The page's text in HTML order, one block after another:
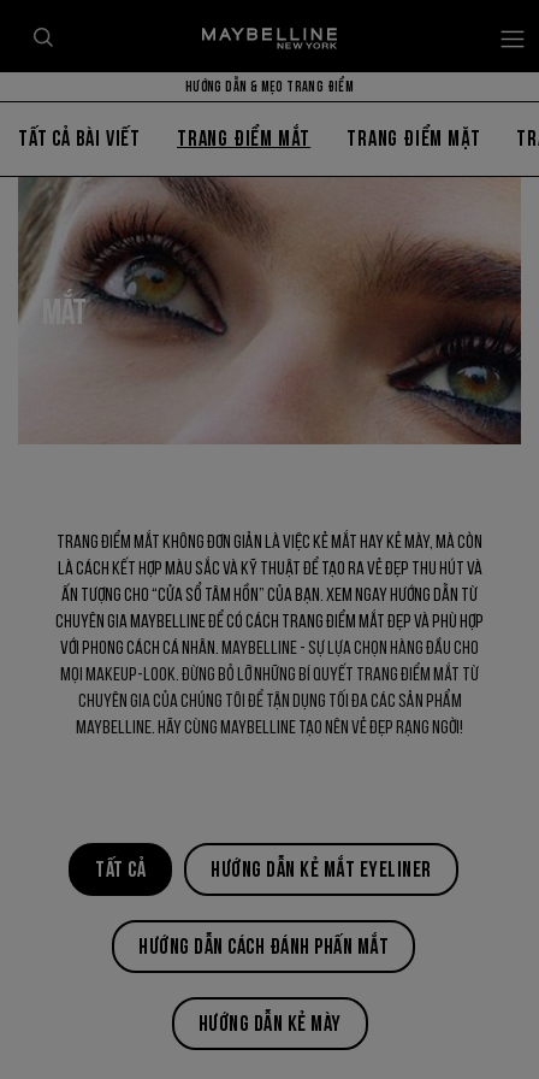
HƯỚNG DẪN & MẸO TRANG ĐIỂM
TẤT CẢ BÀI VIẾT TRANG ĐIỂM MẮT TRANG ĐIỂM MẶT
MẮT
Trang điểm mắt không đơn giản là việc kẻ mắt hay kẻ mày, mà còn
là cách kết hợp màu sắc và kỹ thuật để tạo ra vẻ đẹp thu hút và
ấn tượng cho “cửa sổ tâm hồn” của bạn. Xem ngay hướng dẫn từ
chuyên gia Maybelline để có cách trang điểm mắt đẹp và phù hợp
với phong cách cá nhân.
Maybelline - sự lựa chọn hàng đầu cho
mọi makeup-look. Đừng bỏ lỡ những bí quyết trang điểm mắt từ
chuyên gia của chúng tôi để tận dụng tối đa các sản phẩm
Maybelline. Hãy cùng Maybelline tạo nên vẻ đẹp rạng ngời!
TẤT CẢ HƯỚNG DẪN KẺ MẮT EYELINER
HƯỚNG DẪN CÁCH ĐÁNH PHẤN MẮT
HƯỚNG DẪN KẺ MÀY